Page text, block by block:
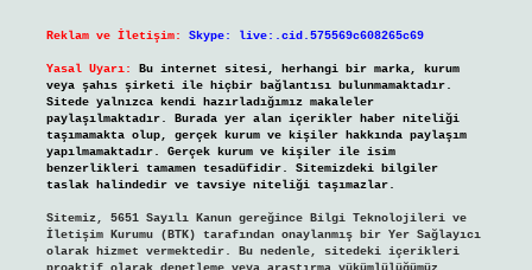
Reklam ve İletişim: Skype: live:.cid.575569c608265c69
Yasal Uyarı:
Bu internet sitesi, herhangi bir marka, kurum
veya şahıs şirketi ile hiçbir bağlantısı bulunmamaktadır.
Sitede yalnızca kendi hazırladığımız makaleler
paylaşılmaktadır. Burada yer alan içerikler haber niteliği
taşımamakta olup, gerçek kurum ve kişiler hakkında paylaşım
yapılmamaktadır. Gerçek kurum ve kişiler ile isim
benzerlikleri tamamen tesadüfidir. Sitemizdeki bilgiler
taslak halindedir ve tavsiye niteliği taşımazlar.
Sitemiz, 5651 Sayılı Kanun gereğince Bilgi Teknolojileri ve
İletişim Kurumu (BTK) tarafından onaylanmış bir Yer Sağlayıcı
olarak hizmet vermektedir. Bu nedenle, sitedeki içerikleri